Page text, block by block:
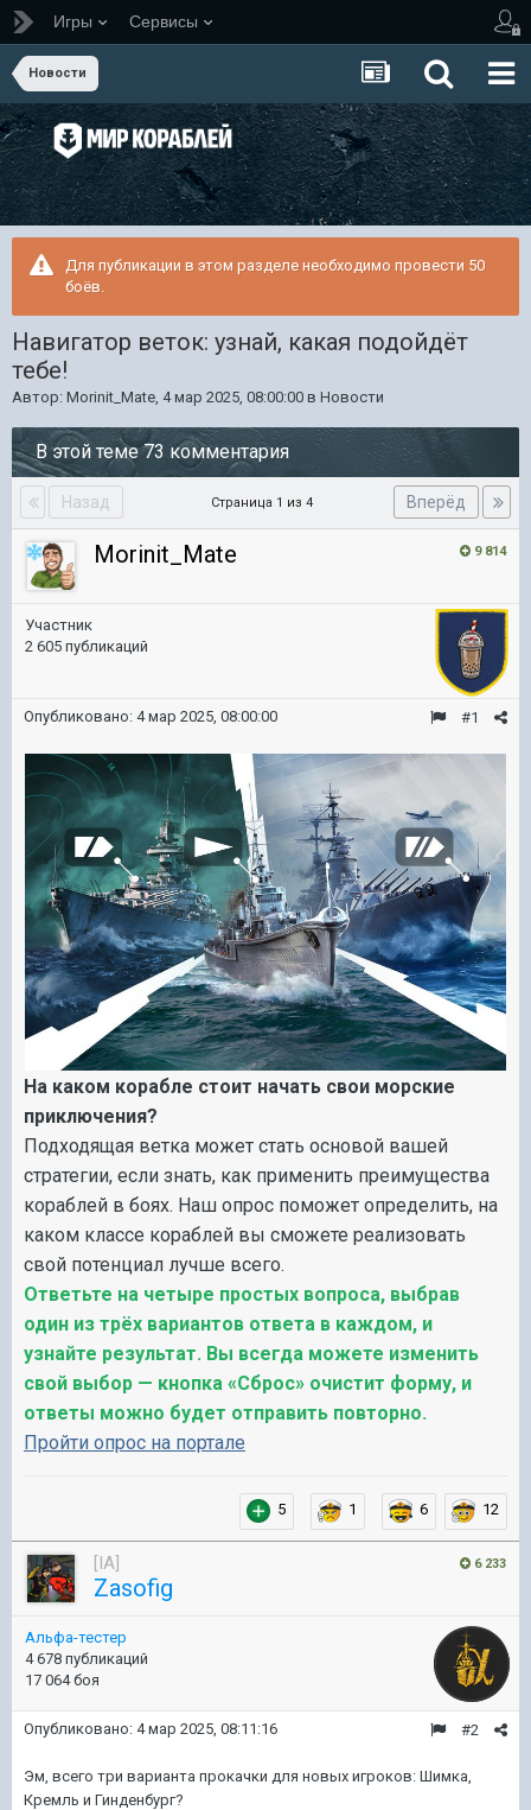
Игры Сервисы
Новости
Для публикации в этом разделе необходимо провести 50
боёв.
Навигатор веток: узнай, какая подойдёт
тебе!
Автор: Morinit_Mate, 4 мар 2025, 08:00:00 в Новости
В этой теме 73 комментария
Назад Вперёд
Страница 1 из 4
9 814
Morinit_Mate
Участник
2 605 публикаций
#1
Опубликовано: 4 мар 2025, 08:00:00
На каком корабле стоит начать свои морские
приключения?
Подходящая ветка может стать основой вашей
стратегии, если знать, как применить преимущества
кораблей в боях. Наш опрос поможет определить, на
каком классе кораблей вы сможете реализовать
свой потенциал лучше всего.
Ответьте на четыре простых вопроса, выбрав
один из трёх вариантов ответа в каждом, и
узнайте результат. Вы всегда можете изменить
свой выбор — кнопка «Сброс» очистит форму, и
ответы можно будет отправить повторно.
Пройти опрос на портале
5 1 6 12
6 233
[IA]
Zasofig
Альфа-тестер
4 678 публикаций
17 064 боя
#2
Опубликовано: 4 мар 2025, 08:11:16
Эм, всего три варианта прокачки для новых игроков: Шимка,
Кремль и Гинденбург?